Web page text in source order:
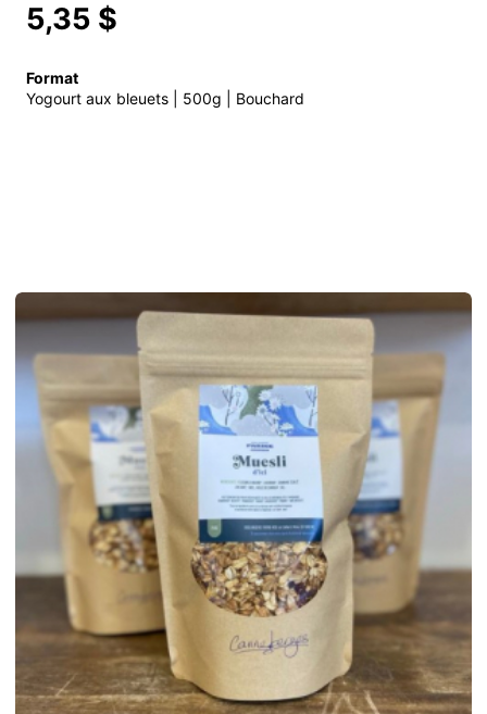
5,35 $
Format
Yogourt aux bleuets | 500g | Bouchard